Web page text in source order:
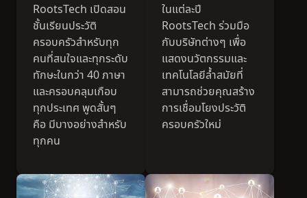
RootsTech เปิดสอน
ชั้นเรียนประวัติ
ครอบครัวสำหรับทุก
คนที่สนใจและทุกระดับ
ทักษะในกว่า 40 ภาษา
และครอบคลุมเกือบ
ทุกประเทศ พูดสั้นๆ
คือ มีบางอย่างสำหรับ
ทุกคน
ในแต่ละปี
RootsTech ร่วมมือ
กับบริษัทต่างๆ เพื่อ
แสดงนวัตกรรมและ
เทคโนโลยีล้ำสมัยที่
สามารถช่วยคุณสร้าง
การเชื่อมโยงประวัติ
ครอบครัวใหม่